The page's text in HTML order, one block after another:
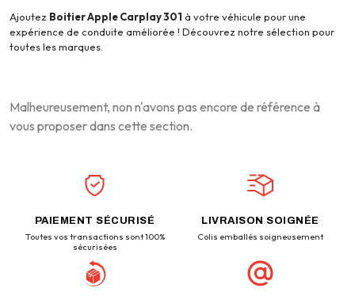
Ajoutez Boitier Apple Carplay 301 à votre véhicule pour une
expérience de conduite améliorée ! Découvrez notre sélection pour
toutes les marques.
Malheureusement, non n'avons pas encore de référence à
vous proposer dans cette section.
PAIEMENT SÉCURISÉ
Toutes vos transactions sont 100%
sécurisées
LIVRAISON SOIGNÉE
Colis emballés soigneusement